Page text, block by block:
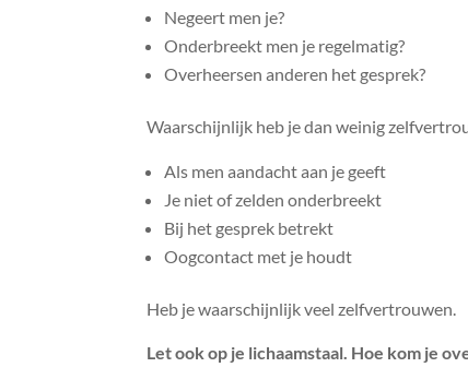
Negeert men je?
Onderbreekt men je regelmatig?
Overheersen anderen het gesprek?
Waarschijnlijk heb je dan weinig
Als men aandacht aan je geeft
Je niet of zelden onderbreekt
Bij het gesprek betrekt
Oogcontact met je houdt
Heb je waarschijnlijk veel zelfvertrouwen.
Let ook op je lichaamstaal. Hoe kom je